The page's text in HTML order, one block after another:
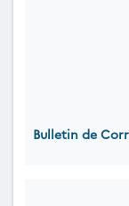
Bulletin de